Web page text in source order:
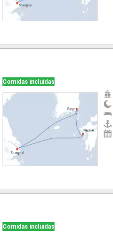
Comidas incluidas
Comidas incluidas